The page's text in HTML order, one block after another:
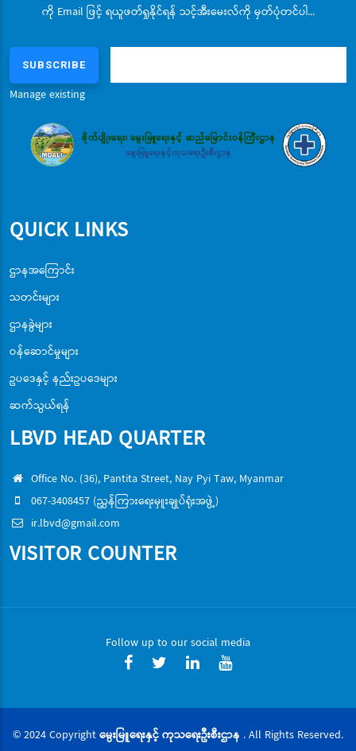
ကို Email ဖြင့် ရယူဖတ်ရှုနိုင်ရန် သင့်အီးမေးလ်ကို မှတ်ပုံတင်ပါ...
Manage existing
QUICK LINKS
ဌာနအကြောင်း
သတင်းများ
ဌာနခွဲများ
ဝန်ဆောင်မှုများ
ဥပဒေနှင့် နည်းဥပဒေများ
ဆက်သွယ်ရန်
LBVD HEAD QUARTER
Office No. (36), Pantita Street, Nay Pyi Taw, Myanmar
067-3408457 (ညွှန်ကြားရေးမှူးချုပ်ရုံးအဖွဲ့)
ir.lbvd@gmail.com
VISITOR COUNTER
Follow up to our social media
© 2024 Copyrightမွေးမြူရေးနှင့် ကုသရေးဦးစီးဌာန . All Rights Reserved.